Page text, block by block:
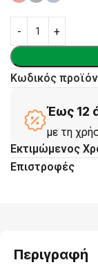
Κωδικός
Έως 12
με τη
Εκτιμώμενος
Επιστροφές
Περιγραφή